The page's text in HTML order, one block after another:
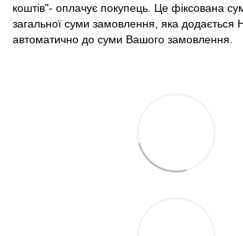
коштів"- оплачує покупець. Це фіксована
загальної суми замовлення, яка
автоматично до суми Вашого замовлення.